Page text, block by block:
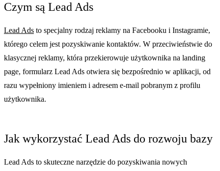
Czym są Lead Ads
Lead Ads to specjalny rodzaj reklamy na Facebooku i Instagramie,
którego celem jest pozyskiwanie kontaktów. W przeciwieństwie do
klasycznej reklamy, która przekierowuje użytkownika na landing
page, formularz Lead Ads otwiera się bezpośrednio w aplikacji, od
razu wypełniony imieniem i adresem e-mail pobranym z profilu
użytkownika.
Jak wykorzystać Lead Ads do rozwoju bazy
Lead Ads to skuteczne narzędzie do pozyskiwania nowych